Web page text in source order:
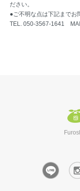
ださい。
●ご不明な点は下記までお
TEL. 050-3567-1641